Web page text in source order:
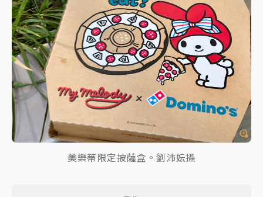
美樂蒂限定披薩盒。劉沛妘攝